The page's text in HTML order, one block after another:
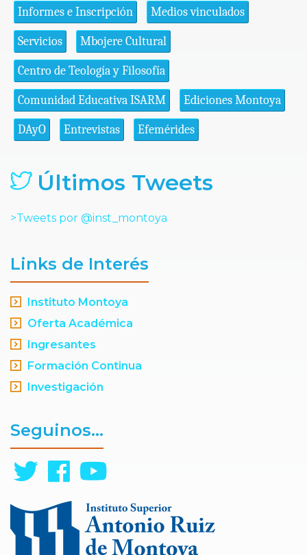
Informes e Inscripción Medios vinculados
Servicios Mbojere Cultural
Centro de Teología y Filosofía
Comunidad Educativa ISARM Ediciones Montoya
DAyO Entrevistas Efemérides
Últimos Tweets
>Tweets por @inst_montoya
Links de Interés
Instituto Montoya
Oferta Académica
Ingresantes
Formación Continua
Investigación
Seguinos...